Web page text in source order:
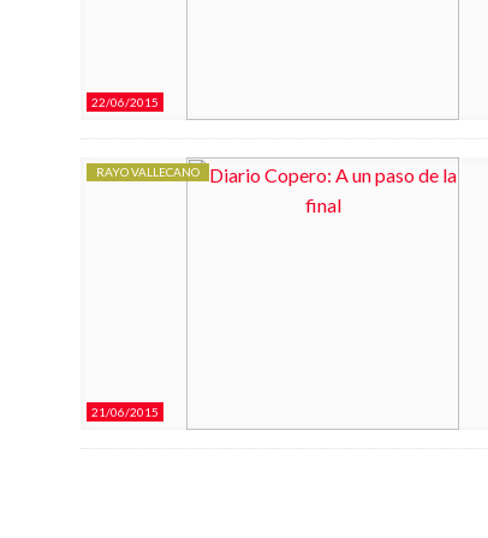
22/06/2015
21/06/2015
RAYO VALLECANO